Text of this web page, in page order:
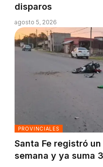
disparos
agosto 5, 2026
PROVINCIALES
Santa Fe registró
semana y ya suma